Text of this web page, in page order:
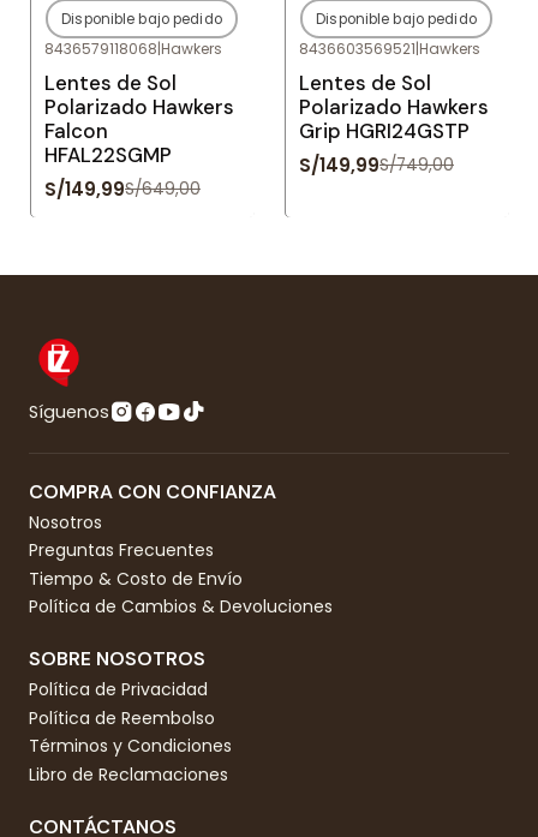
-77%OFF
Agotado
Disponible bajo pedido
8436579118068|Hawkers
Lentes de Sol
Polarizado Hawkers
Falcon
HFAL22SGMP
S/149,99S/649,00
-80%OFF
Agotado
Disponible bajo pedido
8436603569521|Hawkers
Lentes de Sol
Polarizado Hawkers
Grip HGRI24GSTP
S/149,99S/749,00
Síguenos
COMPRA CON CONFIANZA
Nosotros
Preguntas Frecuentes
Tiempo & Costo de Envío
Política de Cambios & Devoluciones
SOBRE NOSOTROS
Política de Privacidad
Política de Reembolso
Términos y Condiciones
Libro de Reclamaciones
CONTÁCTANOS